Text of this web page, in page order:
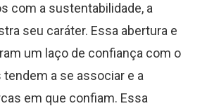
com a sustentabilidade, a
seu caráter. Essa abertura e
um laço de confiança com o
a se associar e a
em que confiam. Essa